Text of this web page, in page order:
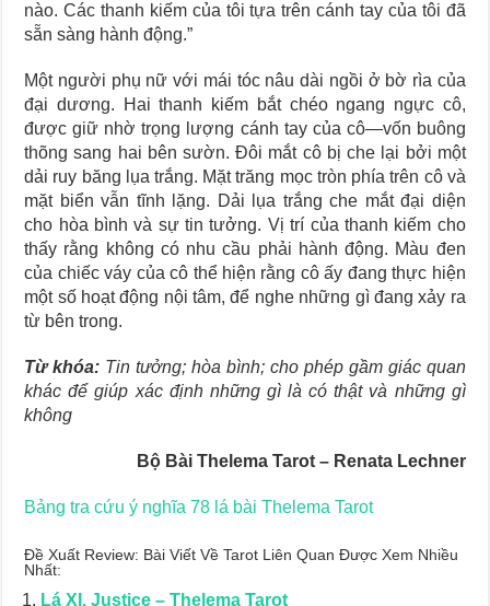
nào. Các thanh kiếm của tôi tựa trên cánh tay của tôi đã
sẵn sàng hành động.”
Một người phụ nữ với mái tóc nâu dài ngồi ở bờ rìa của
đại dương. Hai thanh kiếm bắt chéo ngang ngực cô,
được giữ nhờ trọng lượng cánh tay của cô—vốn buông
thõng sang hai bên sườn. Đôi mắt cô bị che lại bởi một
dải ruy băng lụa trắng. Mặt trăng mọc tròn phía trên cô và
mặt biển vẫn tĩnh lặng. Dải lụa trắng che mắt đại diện
cho hòa bình và sự tin tưởng. Vị trí của thanh kiếm cho
thấy rằng không có nhu cầu phải hành động. Màu đen
của chiếc váy của cô thể hiện rằng cô ấy đang thực hiện
một số hoạt động nội tâm, để nghe những gì đang xảy ra
từ bên trong.
Từ khóa: Tin tưởng; hòa bình; cho phép gầm giác quan
khác để giúp xác định những gì là có thật và những gì
không
Bộ Bài Thelema Tarot – Renata Lechner
Bảng tra cứu ý nghĩa 78 lá bài Thelema Tarot
Đề Xuất Review: Bài Viết Về Tarot Liên Quan Được Xem Nhiều
Nhất:
Lá XI. Justice – Thelema Tarot